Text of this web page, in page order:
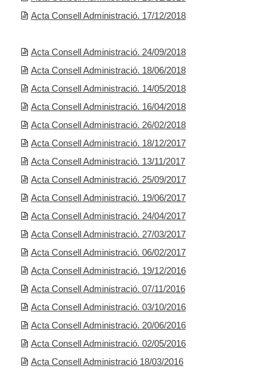
Acta Consell Administració. 17/12/2018
Acta Consell Administració. 24/09/2018
Acta Consell Administració. 18/06/2018
Acta Consell Administració. 14/05/2018
Acta Consell Administració. 16/04/2018
Acta Consell Administració. 26/02/2018
Acta Consell Administració. 18/12/2017
Acta Consell Administració. 13/11/2017
Acta Consell Administració. 25/09/2017
Acta Consell Administració. 19/06/2017
Acta Consell Administració. 24/04/2017
Acta Consell Administració. 27/03/2017
Acta Consell Administració. 06/02/2017
Acta Consell Administració. 19/12/2016
Acta Consell Administració. 07/11/2016
Acta Consell Administració. 03/10/2016
Acta Consell Administració. 20/06/2016
Acta Consell Administració. 02/05/2016
Acta Consell Administració 18/03/2016